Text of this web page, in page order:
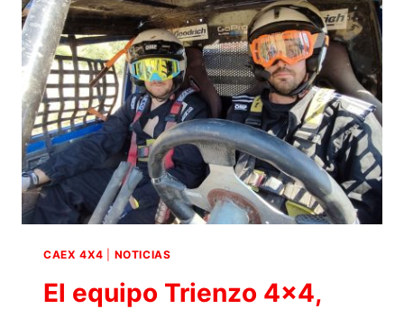
CAEX 4X4 NOTICIAS
El equipo Trienzo 4×4,